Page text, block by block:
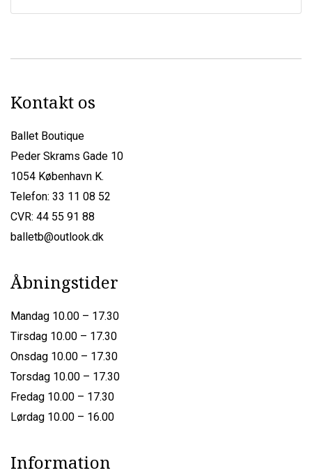
Kontakt os
Ballet Boutique
Peder Skrams Gade 10
1054 København K.
Telefon: 33 11 08 52
CVR: 44 55 91 88
balletb@outlook.dk
Åbningstider
Mandag 10.00 – 17.30
Tirsdag 10.00 – 17.30
Onsdag 10.00 – 17.30
Torsdag 10.00 – 17.30
Fredag 10.00 – 17.30
Lørdag 10.00 – 16.00
Information